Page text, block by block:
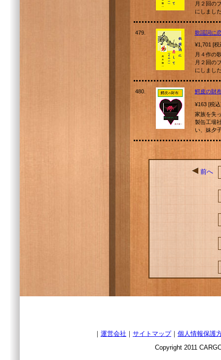
月２回の
にしまし
479.
歌謡詞に
¥1,701 [
月４作の
月２回の
にしまし
480. 鰐皮の財
¥163 [税
家族を失
製缶工場
い、妹夕
前へ
｜ 運営会社 ｜ サイトマップ｜ 個人情報保護
Copyright 2011